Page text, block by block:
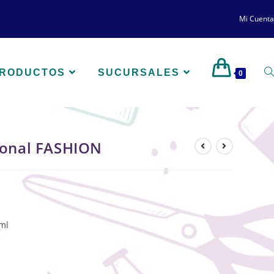
Mi Cuenta
SUCURSALES 0
FASHION